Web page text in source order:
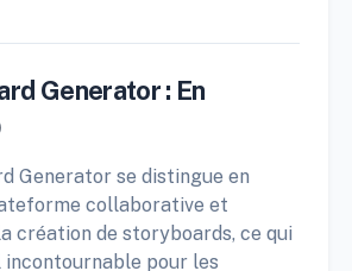
Generator : En
Generator se distingue en
collaborative et
création de storyboards, ce qui
pour les